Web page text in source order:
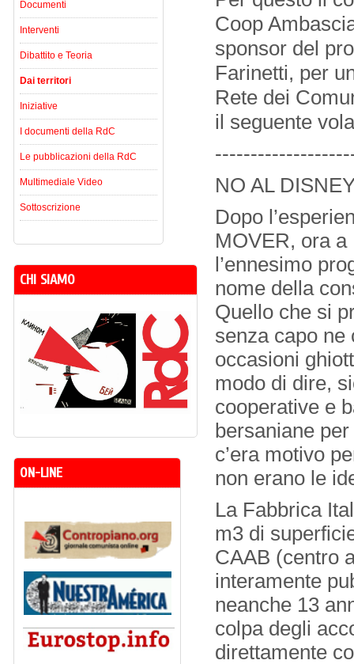
Coop
sponsor del
Farinetti, per
Rete dei
il seguente
NO AL
Dopo
MOVER, ora
l’ennesimo
nome della
Quello che si
senza capo ne
occasioni
modo di dire,
cooperative e
bersaniane
c’era motivo
non erano le
La Fabbrica
m3 di
CAAB (centro
interamente
neanche 13
colpa degli
direttamente
Documenti
Interventi
Dibattito e Teoria
Dai territori
Iniziative
I documenti della RdC
Le pubblicazioni della RdC
Multimediale Video
Sottoscrizione
CHI SIAMO
ON-LINE